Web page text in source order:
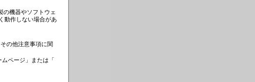
の機器やソフトウェ
動作しない場合があ
の他注意事項に関
ムページ 」または「